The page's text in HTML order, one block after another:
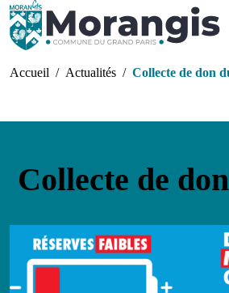
Aller au contenu principal
Fil d'Ariane
Accueil Actualités Collecte de don
Collecte de